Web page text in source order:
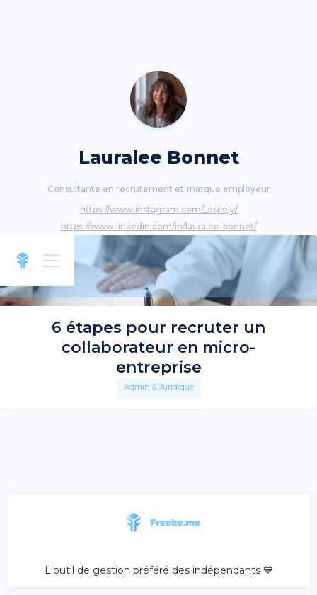
Lauralee Bonnet
Consultante en recrutement et marque employeur
https://www.instagram.com/_espely/
https://www.linkedin.com/in/lauralee-bonnet/
6 étapes pour recruter un
collaborateur en micro-
entreprise
Admin & Juridique
L'outil de gestion préféré des indépendants 💙